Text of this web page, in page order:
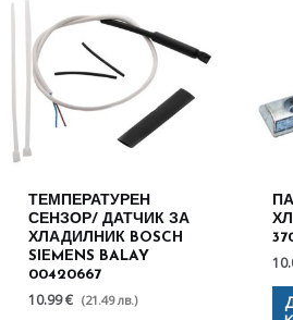
ТЕМПЕРАТУРЕН
СЕНЗОР/ ДАТЧИК ЗА
ХЛАДИЛНИК BOSCH
SIEMENS BALAY
00420667
10.99 € (21.49 лв.)